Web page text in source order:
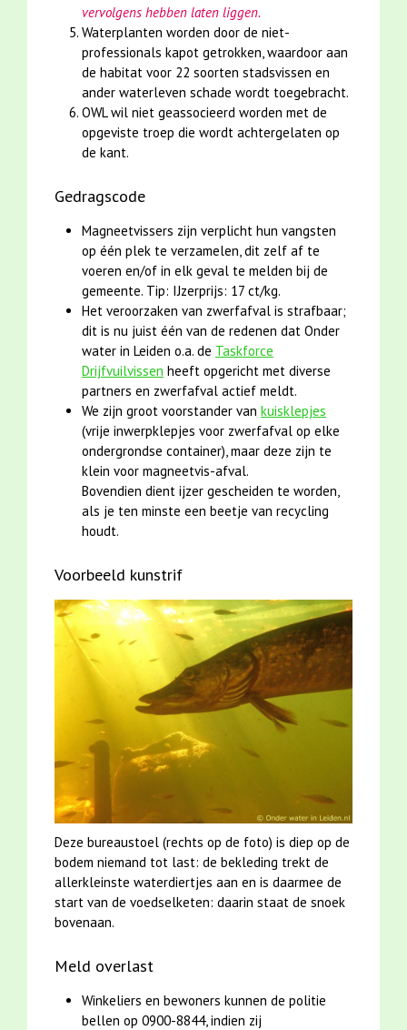
vervolgens hebben laten liggen.
Waterplanten worden door de niet-
professionals kapot getrokken, waardoor aan
de habitat voor 22 soorten stadsvissen en
ander waterleven schade wordt toegebracht.
OWL wil niet geassocieerd worden met de
opgeviste troep die wordt achtergelaten op
de kant.
Gedragscode
Magneetvissers zijn verplicht hun vangsten
op één plek te verzamelen, dit zelf af te
voeren en/of in elk geval te melden bij de
gemeente. Tip: IJzerprijs: 17 ct/kg.
Het veroorzaken van zwerfafval is strafbaar;
dit is nu juist één van de redenen dat Onder
water in Leiden o.a. de Taskforce
Drijfvuilvissen heeft opgericht met diverse
partners en zwerfafval actief meldt.
We zijn groot voorstander van kuisklepjes
(vrije inwerpklepjes voor zwerfafval op elke
ondergrondse container), maar deze zijn te
klein voor magneetvis-afval.
Bovendien dient ijzer gescheiden te worden,
als je ten minste een beetje van recycling
houdt.
Voorbeeld kunstrif
Deze bureaustoel (rechts op de foto) is diep op de
bodem niemand tot last: de bekleding trekt de
allerkleinste waterdiertjes aan en is daarmee de
start van de voedselketen: daarin staat de snoek
bovenaan.
Meld overlast
Winkeliers en bewoners kunnen de politie
bellen op 0900-8844, indien zij